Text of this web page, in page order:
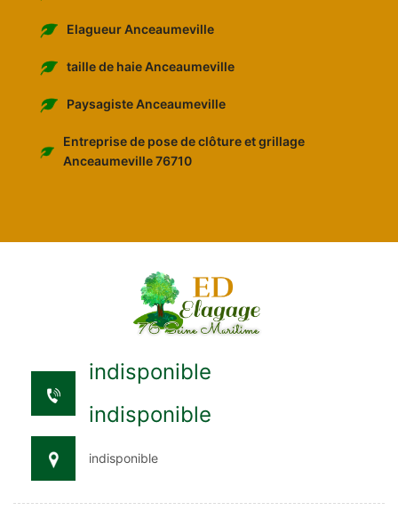
Elagueur Anceaumeville
taille de haie Anceaumeville
Paysagiste Anceaumeville
Entreprise de pose de clôture et grillage
Anceaumeville 76710
indisponible
indisponible
indisponible